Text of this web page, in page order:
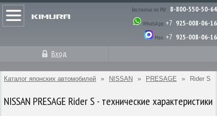
Бесплатно по РФ: 8-800-550-50-64
WhatsApp: +7 925-008-06-16
Max: +7 925-008-06-16
Вход
Каталог японских автомобилей » NISSAN » PRESAGE » Rider S
NISSAN PRESAGE Rider S - технические характеристики